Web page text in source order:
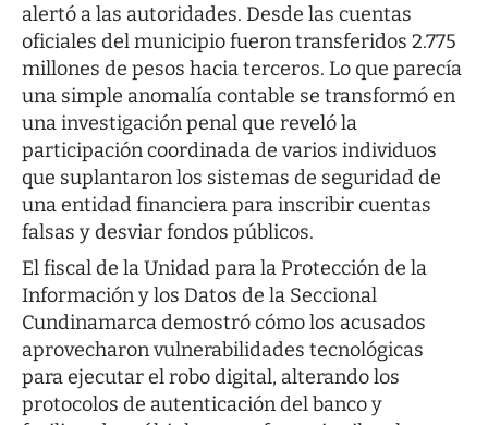
alertó a las autoridades. Desde las cuentas
oficiales del municipio fueron transferidos 2.775
millones de pesos hacia terceros. Lo que parecía
una simple anomalía contable se transformó en
una investigación penal que reveló la
participación coordinada de varios individuos
que suplantaron los sistemas de seguridad de
una entidad financiera para inscribir cuentas
falsas y desviar fondos públicos.
El fiscal de la Unidad para la Protección de la
Información y los Datos de la Seccional
Cundinamarca demostró cómo los acusados
aprovecharon vulnerabilidades tecnológicas
para ejecutar el robo digital, alterando los
protocolos de autenticación del banco y